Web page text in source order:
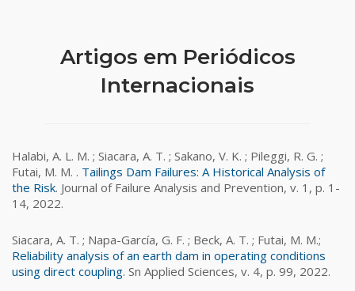
Artigos em Periódicos
Internacionais
Halabi, A. L. M. ; Siacara, A. T. ; Sakano, V. K. ; Pileggi, R. G. ;
Futai, M. M. . Tailings Dam Failures: A Historical Analysis of
the Risk. Journal of Failure Analysis and Prevention, v. 1, p. 1-
14, 2022.
Siacara, A. T. ; Napa-García, G. F. ; Beck, A. T. ; Futai, M. M.;
Reliability analysis of an earth dam in operating conditions
using direct coupling. Sn Applied Sciences, v. 4, p. 99, 2022.